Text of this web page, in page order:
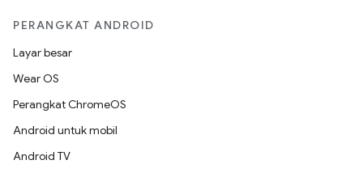
PERANGKAT ANDROID
Layar besar
Wear OS
Perangkat ChromeOS
Android untuk mobil
Android TV